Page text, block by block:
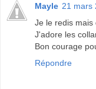
Mayle 21 mars
Je le redis mais
J'adore les
Bon courage
Répondre